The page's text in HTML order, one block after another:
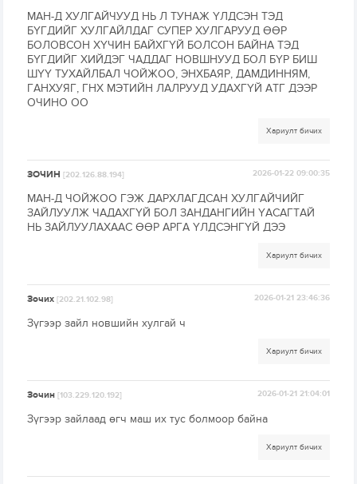
МАН-Д ХУЛГАЙЧУУД НЬ Л ТУНАЖ ҮЛДСЭН ТЭД
БҮГДИЙГ ХУЛГАЙЛДАГ СУПЕР ХУЛГАРУУД ӨӨР
БОЛОВСОН ХҮЧИН БАЙХГҮЙ БОЛСОН БАЙНА ТЭД
БҮГДИЙГ ХИЙДЭГ ЧАДДАГ НОВШНУУД БОЛ БҮР БИШ
ШҮҮ ТУХАЙЛБАЛ ЧОЙЖОО, ЭНХБАЯР, ДАМДИННЯМ,
ГАНХУЯГ, ГНХ МЭТИЙН ЛАЛРУУД УДАХГҮЙ АТГ ДЭЭР
ОЧИНО ОО
Хариулт бичих
ЗОЧИН[202.126.88.194] 2026-01-22 09:00:35
МАН-Д ЧОЙЖОО ГЭЖ ДАРХЛАГДСАН ХУЛГАЙЧИЙГ
ЗАЙЛУУЛЖ ЧАДАХГҮЙ БОЛ ЗАНДАНГИЙН ҮАСАГТАЙ
НЬ ЗАЙЛУУЛАХААС ӨӨР АРГА ҮЛДСЭНГҮЙ ДЭЭ
Хариулт бичих
Зочих[202.21.102.98] 2026-01-21 23:46:36
Зүгээр зайл новшийн хулгай ч
Хариулт бичих
Зочин[103.229.120.192] 2026-01-21 21:04:01
Зүгээр зайлаад өгч маш их тус болмоор байна
Хариулт бичих